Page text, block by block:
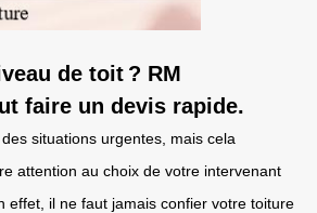
de toit ? RM
faire un devis rapide.
situations urgentes, mais cela
attention au choix de votre intervenant
effet, il ne faut jamais confier votre toiture